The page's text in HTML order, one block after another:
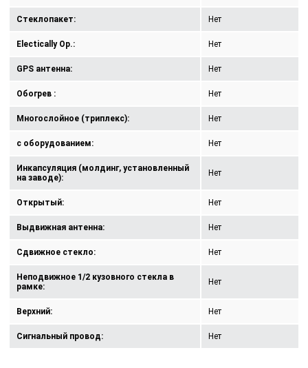
Стеклопакет: Нет
Electically Op.: Нет
GPS антенна: Нет
Обогрев : Нет
Многослойное (триплекс): Нет
с оборудованием: Нет
Инкапсуляция (молдинг, установленный
на заводе):
Нет
Открытый: Нет
Выдвижная антенна: Нет
Сдвижное стекло: Нет
Неподвижное 1/2 кузовного стекла в
рамке:
Нет
Верхний: Нет
Сигнальный провод: Нет